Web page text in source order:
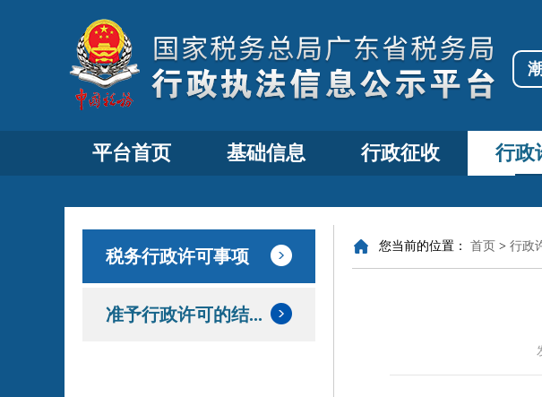
平台首页 基础信息 行政征收 行政
税务行政许可事项
准予行政许可的结...
您当前的位置： 首页 > 行政